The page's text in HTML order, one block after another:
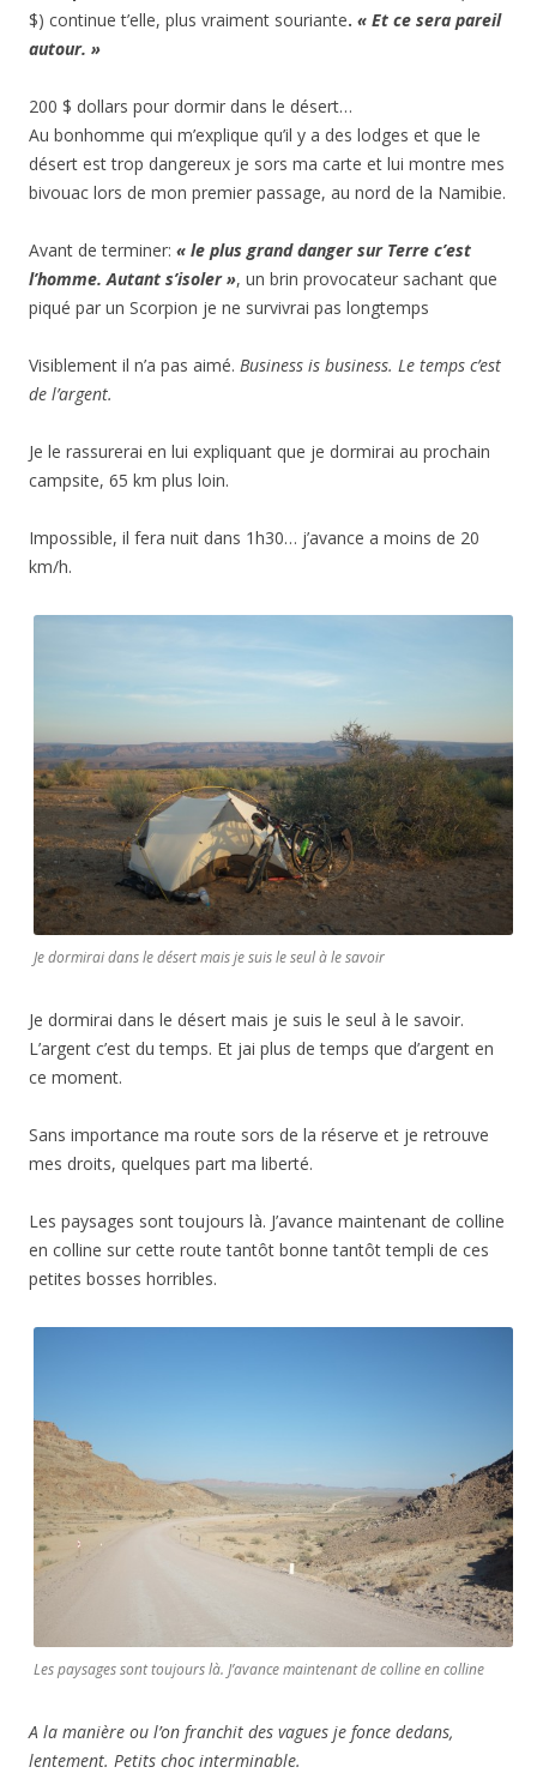
$) continue t’elle, plus vraiment souriante. « Et ce sera pareil
autour. »
200 $ dollars pour dormir dans le désert…
Au bonhomme qui m’explique qu’il y a des lodges et que le
désert est trop dangereux je sors ma carte et lui montre mes
bivouac lors de mon premier passage, au nord de la Namibie.
Avant de terminer: « le plus grand danger sur Terre c’est
l’homme. Autant s’isoler », un brin provocateur sachant que
piqué par un Scorpion je ne survivrai pas longtemps
Visiblement il n’a pas aimé. Business is business. Le temps c’est
de l’argent.
Je le rassurerai en lui expliquant que je dormirai au prochain
campsite, 65 km plus loin.
Impossible, il fera nuit dans 1h30… j’avance a moins de 20
km/h.
Je dormirai dans le désert mais je suis le seul à le savoir
Je dormirai dans le désert mais je suis le seul à le savoir.
L’argent c’est du temps. Et jai plus de temps que d’argent en
ce moment.
Sans importance ma route sors de la réserve et je retrouve
mes droits, quelques part ma liberté.
Les paysages sont toujours là. J’avance maintenant de colline
en colline sur cette route tantôt bonne tantôt templi de ces
petites bosses horribles.
Les paysages sont toujours là. J’avance maintenant de colline en colline
A la manière ou l’on franchit des vagues je fonce dedans,
lentement. Petits choc interminable.